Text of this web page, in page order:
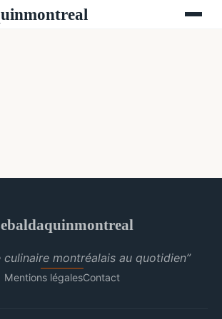
culinaire montréalais au quotidien”
Mentions légalesContact